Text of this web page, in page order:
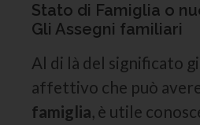
Stato di Famiglia o
Gli Assegni familiari
Al di là del significato
affettivo che può
famiglia, è utile